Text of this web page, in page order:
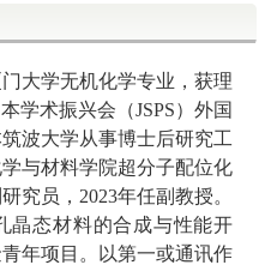
大学无机化学专业，获理
学术振兴会（JSPS）外国
波大学从事博士后研究工
与材料学院超分子配位化
究员， 2023年任副教授。
晶态材料的合成与性能开
年项目。以第一或通讯作